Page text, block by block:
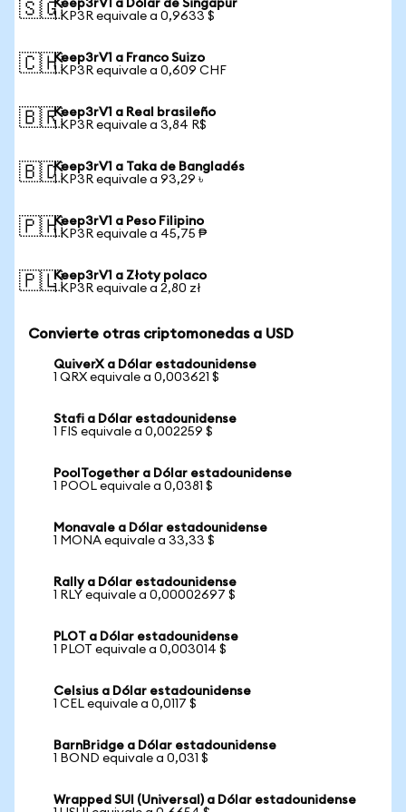
🇸🇬Keep3rV1 a Dólar de Singapur
1 KP3R equivale a 0,9633 $
🇨🇭Keep3rV1 a Franco Suizo
1 KP3R equivale a 0,609 CHF
🇧🇷Keep3rV1 a Real brasileño
1 KP3R equivale a 3,84 R$
🇧🇩Keep3rV1 a Taka de Bangladés
1 KP3R equivale a 93,29 ৳
🇵🇭Keep3rV1 a Peso Filipino
1 KP3R equivale a 45,75 ₱
🇵🇱Keep3rV1 a Złoty polaco
1 KP3R equivale a 2,80 zł
Convierte otras criptomonedas a USD
QuiverX a Dólar estadounidense
1 QRX equivale a 0,003621 $
Stafi a Dólar estadounidense
1 FIS equivale a 0,002259 $
PoolTogether a Dólar estadounidense
1 POOL equivale a 0,0381 $
Monavale a Dólar estadounidense
1 MONA equivale a 33,33 $
Rally a Dólar estadounidense
1 RLY equivale a 0,00002697 $
PLOT a Dólar estadounidense
1 PLOT equivale a 0,003014 $
Celsius a Dólar estadounidense
1 CEL equivale a 0,0117 $
BarnBridge a Dólar estadounidense
1 BOND equivale a 0,031 $
Wrapped SUI (Universal) a Dólar estadounidense